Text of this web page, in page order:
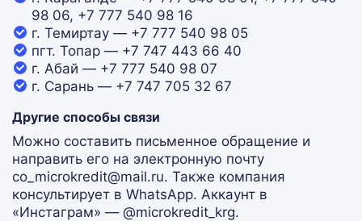
98 06, +7 777 540 98 16
г. Темиртау — +7 777 540 98 05
пгт. Топар — +7 747 443 66 40
г. Абай — +7 777 540 98 07
г. Сарань — +7 747 705 32 67
Другие способы связи
Можно составить письменное обращение и
направить его на электронную почту
co_microkredit@mail.ru. Также компания
консультирует в WhatsApp. Аккаунт в
«Инстаграм» — @microkredit_krg.